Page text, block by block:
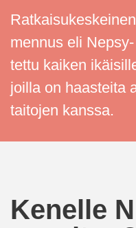
mennus eli Nepsy-
tettu kaiken
joilla on haas­teita
tai­tojen kanssa.
Kenelle